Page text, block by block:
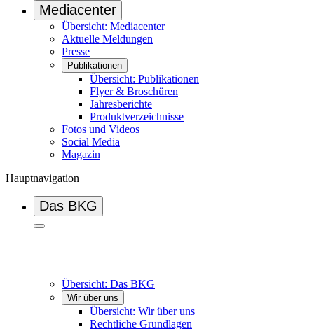
Mediacenter
Übersicht: Mediacenter
Aktuelle Meldungen
Presse
Publikationen
Übersicht: Publikationen
Flyer & Broschüren
Jahresberichte
Produktverzeichnisse
Fotos und Videos
Social Media
Magazin
Hauptnavigation
Das BKG
Übersicht: Das BKG
Wir über uns
Übersicht: Wir über uns
Rechtliche Grundlagen